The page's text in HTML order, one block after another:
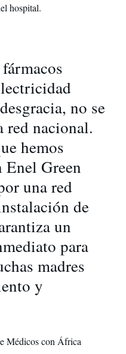
hospital.
no se
red nacional.
hemos
Green
una red
de
un
para
madres
y
Médicos con África